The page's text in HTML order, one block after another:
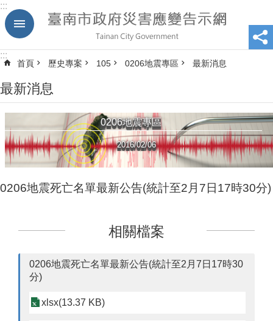
跳到主要內容區塊
:::
:::
首頁 歷史專案 105 0206地震專區 最新消息
最新消息
0206地震專區
2016/02/06
0206地震死亡名單最新公告(統計至2月7日17時30分)
相關檔案
0206地震死亡名單最新公告(統計至2月7日17時30
分)
xlsx(13.37 KB)